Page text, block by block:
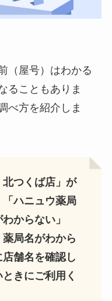
（屋号）はわかる
ることもありま
べ方を紹介しま
つくば店」が
ハニュウ薬局
からない」
薬局名がわから
舗名を確認し
きにご利用く